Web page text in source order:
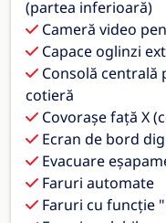
(partea inferioară)
Cameră video
Capace oglinzi
Consolă centrală
cotieră
Covorașe față X
Ecran de bord
Evacuare
Faruri automate
Faruri cu funcție